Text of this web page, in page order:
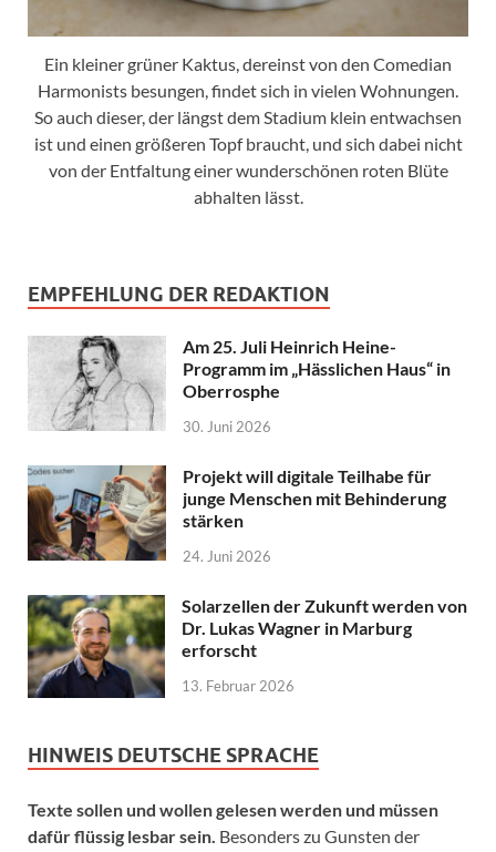
Ein kleiner grüner Kaktus, dereinst von den Comedian
Harmonists besungen, findet sich in vielen Wohnungen.
So auch dieser, der längst dem Stadium klein entwachsen
ist und einen größeren Topf braucht, und sich dabei nicht
von der Entfaltung einer wunderschönen roten Blüte
abhalten lässt.
EMPFEHLUNG DER REDAKTION
Am 25. Juli Heinrich Heine-
Programm im „Hässlichen Haus“ in
Oberrosphe
30. Juni 2026
Projekt will digitale Teilhabe für
junge Menschen mit Behinderung
stärken
24. Juni 2026
Solarzellen der Zukunft werden von
Dr. Lukas Wagner in Marburg
erforscht
13. Februar 2026
HINWEIS DEUTSCHE SPRACHE
Texte sollen und wollen gelesen werden und müssen
dafür flüssig lesbar sein. Besonders zu Gunsten der